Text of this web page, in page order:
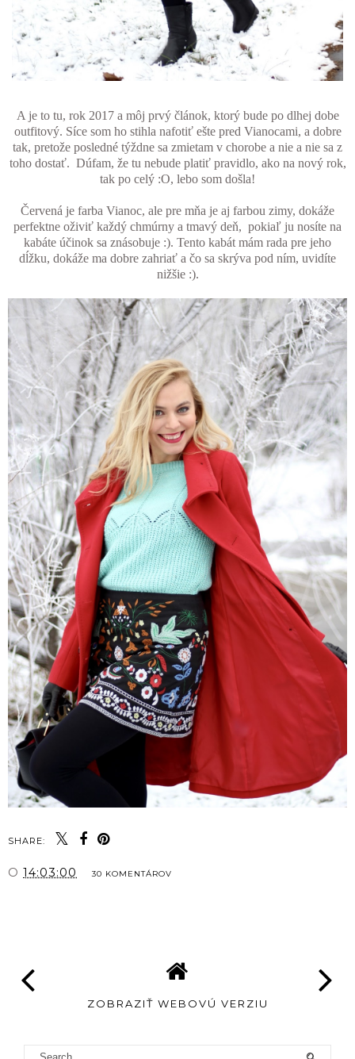
A je to tu, rok 2017 a môj prvý článok, ktorý bude po dlhej dobe
outfitový. Síce som ho stihla nafotiť ešte pred Vianocami, a dobre
tak, pretože posledné týždne sa zmietam v chorobe a nie a nie sa z
toho dostať. Dúfam, že tu nebude platiť pravidlo, ako na nový rok,
tak po celý :O, lebo som došla!
Červená je farba Vianoc, ale pre mňa je aj farbou zimy, dokáže
perfektne oživiť každý chmúrny a tmavý deň, pokiaľ ju nosíte na
kabáte účinok sa znásobuje :). Tento kabát mám rada pre jeho
dĺžku, dokáže ma dobre zahriať a čo sa skrýva pod ním, uvidíte
nižšie :).
SHARE:
O 14:03:00 30 KOMENTÁROV
ZOBRAZIŤ WEBOVÚ VERZIU